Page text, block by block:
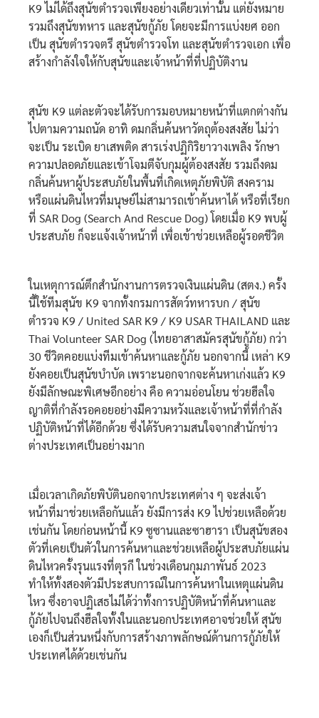
K9 ไม่ได้ถึงสุนัขตำรวจเพียงอย่างเดียวเท่านั้น แต่ยังหมาย
รวมถึงสุนัขทหาร และสุนัขกู้ภัย โดยจะมีการแบ่งยศ ออก
เป็น สุนัขตำรวจตรี สุนัขตำรวจโท และสุนัขตำรวจเอก เพื่อ
สร้างกำลังใจให้กับสุนัขและเจ้าหน้าที่ที่ปฏิบัติงาน
สุนัข K9 แต่ละตัวจะได้รับการมอบหมายหน้าที่แตกต่างกัน
ไปตามความถนัด อาทิ ดมกลิ่นค้นหาวัตถุต้องสงสัย ไม่ว่า
จะเป็น ระเบิด ยาเสพติด สารเร่งปฏิกิริยาวางเพลิง รักษา
ความปลอดภัยและเข้าโจมตีจับกุมผู้ต้องสงสัย รวมถึงดม
กลิ่นค้นหาผู้ประสบภัยในพื้นที่เกิดเหตุภัยพิบัติ สงคราม
หรือแผ่นดินไหวที่มนุษย์ไม่สามารถเข้าค้นหาได้ หรือที่เรียก
ที่ SAR Dog (Search And Rescue Dog) โดยเมื่อ K9 พบผู้
ประสบภัย ก็จะแจ้งเจ้าหน้าที่ เพื่อเข้าช่วยเหลือผู้รอดชีวิต
ในเหตุการณ์ตึกสำนักงานการตรวจเงินแผ่นดิน (สตง.) ครั้ง
นี้ใช้ทีมสุนัข K9 จากทั้งกรมการสัตว์ทหารบก / สุนัข
ตำรวจ K9 / United SAR K9 / K9 USAR THAILAND และ
Thai Volunteer SAR Dog (ไทยอาสาสมัครสุนัขกู้ภัย) กว่า
30 ชีวิตคอยแบ่งทีมเข้าค้นหาและกู้ภัย นอกจากนี้ เหล่า K9
ยังคอยเป็นสุนัขบำบัด เพราะนอกจากจะค้นหาเก่งแล้ว K9
ยังมีลักษณะพิเศษอีกอย่าง คือ ความอ่อนโยน ช่วยฮีลใจ
ญาติที่กำลังรอคอยอย่างมีความหวังและเจ้าหน้าที่ที่กำลัง
ปฏิบัติหน้าที่ได้อีกด้วย ซึ่งได้รับความสนใจจากสำนักข่าว
ต่างประเทศเป็นอย่างมาก
เมื่อเวลาเกิดภัยพิบัตินอกจากประเทศต่าง ๆ จะส่งเจ้า
หน้าที่มาช่วยเหลือกันแล้ว ยังมีการส่ง K9 ไปช่วยเหลือด้วย
เช่นกัน โดยก่อนหน้านี้ K9 ซูซานและซาฮารา เป็นสุนัขสอง
ตัวที่เคยเป็นตัวในการค้นหาและช่วยเหลือผู้ประสบภัยแผ่น
ดินไหวครั้งรุนแรงที่ตุรกี ในช่วงเดือนกุมภาพันธ์ 2023
ทำให้ทั้งสองตัวมีประสบการณ์ในการค้นหาในเหตุแผ่นดิน
ไหว ซึ่งอาจปฏิเสธไม่ได้ว่าทั้งการปฏิบัติหน้าที่ค้นหาและ
กู้ภัยไปจนถึงฮีลใจทั้งในและนอกประเทศอาจช่วยให้ สุนัข
เองก็เป็นส่วนหนึ่งกับการสร้างภาพลักษณ์ด้านการกู้ภัยให้
ประเทศได้ด้วยเช่นกัน